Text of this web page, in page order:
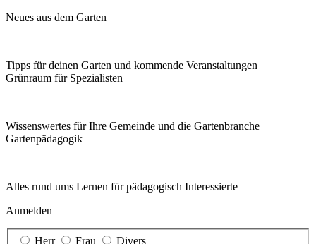
Neues aus dem Garten
Tipps für deinen Garten und kommende Veranstaltungen
Grünraum für Spezialisten
Wissenswertes für Ihre Gemeinde und die Gartenbranche
Garten­pädagogik
Alles rund ums Lernen für pädagogisch Interessierte
Anmelden
Herr Frau Divers